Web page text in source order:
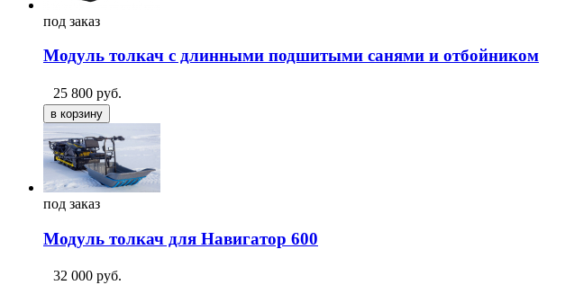
под заказ
Модуль толкач с длинными подшитыми санями и отбойником
25 800 руб.
под заказ
Модуль толкач для Навигатор 600
32 000 руб.